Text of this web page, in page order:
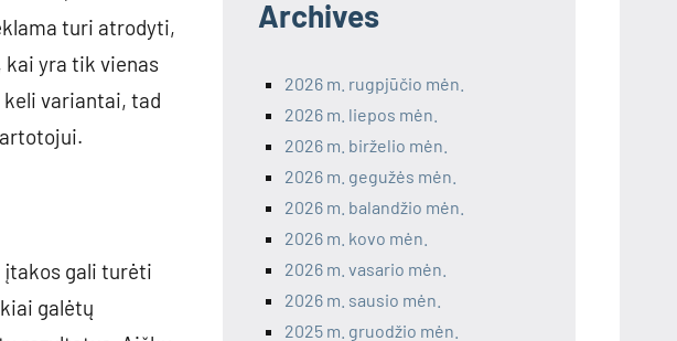
turi atrodyti,
kai yra tik vienas
variantai, tad
įtakos gali turėti
galėtų
Archives
2026 m. rugpjūčio mėn.
2026 m. liepos mėn.
2026 m. birželio mėn.
2026 m. gegužės mėn.
2026 m. balandžio mėn.
2026 m. kovo mėn.
2026 m. vasario mėn.
2026 m. sausio mėn.
2025 m. gruodžio mėn.